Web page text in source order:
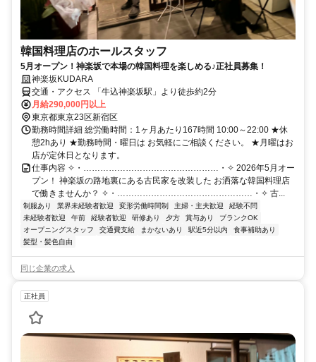
韓国料理店のホールスタッフ
5月オープン！神楽坂で本場の韓国料理を楽しめる♪正社員募集！
神楽坂KUDARA
交通・アクセス 「牛込神楽坂駅」より徒歩約2分
月給290,000円以上
東京都東京23区新宿区
勤務時間詳細 総労働時間：1ヶ月あたり167時間 10:00～22:00 ★休
憩2hあり ★勤務時間・曜日は お気軽にご相談ください。 ★月曜はお
店が定休日となります。
仕事内容 ✧・…………………………………………・✧ 2026年5月オー
プン！ 神楽坂の路地裏にある古民家を改装した お洒落な韓国料理店
で働きませんか？ ✧・…………………………………………・✧ 古...
制服あり 業界未経験者歓迎 変形労働時間制 主婦・主夫歓迎
経験不問
未経験者歓迎
午前 経験者歓迎 研修あり 夕方 賞与あり
ブランクOK
オープニングスタッフ
交通費支給 まかないあり 駅近5分以内
食事補助あり
髪型・髪色自由
同じ企業の求人
正社員